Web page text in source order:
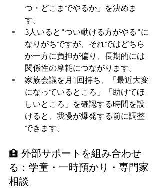
つ・どこまでやるか」を決めま
す。
3人いると"つい動ける方がやる"に
なりがちですが、それではどちら
か一方に負担が偏り、長期的には
関係性の摩耗につながります。
家族会議を月1回持ち、「最近大変
になっているところ」「助けてほ
しいところ」を確認する時間を設
けると、我慢が爆発する前に調整
できます。
🏫 外部サポートを組み合わせ
る：学童・一時預かり・専門家
相談